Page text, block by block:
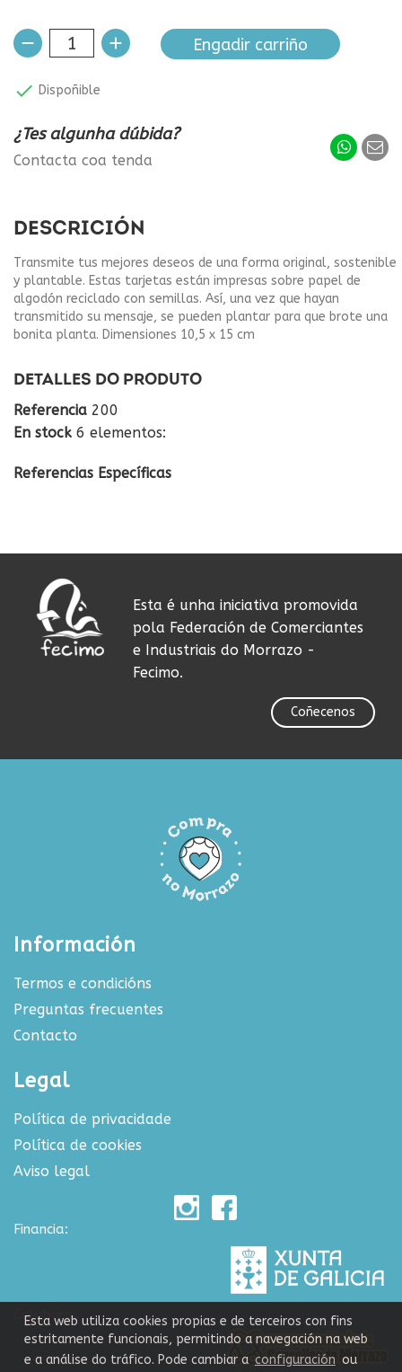
Engadir carriño
 Dispoñible
¿Tes algunha dúbida?
Contacta coa tenda
DESCRICIÓN
Transmite tus mejores deseos de una forma original, sostenible
y plantable. Estas tarjetas están impresas sobre papel de
algodón reciclado con semillas. Así, una vez que hayan
transmitido su mensaje, se pueden plantar para que brote una
bonita planta. Dimensiones 10,5 x 15 cm
DETALLES DO PRODUTO
Referencia 200
En stock 6 elementos:
Referencias Específicas
Esta é unha iniciativa promovida
pola Federación de Comerciantes
e Industriais do Morrazo -
Fecimo.
Coñecenos
Información
Termos e condicións
Preguntas frecuentes
Contacto
Legal
Política de privacidade
Política de cookies
Aviso legal
Financia:
Colabora:
Esta web utiliza cookies propias e de terceiros con fins
estritamente funcionais, permitindo a navegación na web
e a análise do tráfico. Pode cambiar a configuración ou